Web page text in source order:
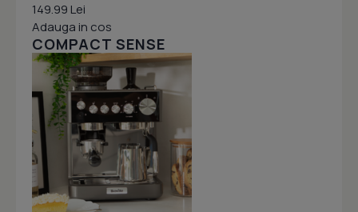
149.99 Lei
Adauga in cos
COMPACT SENSE